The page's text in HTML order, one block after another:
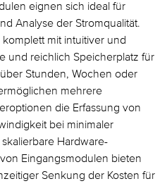
eignen sich ideal für
Analyse der Stromqualität.
mit intuitiver und
und reichlich Speicherplatz für
Stunden, Wochen oder
mehrere
die Erfassung von
bei minimaler
Hardware-
Eingangsmodulen bieten
Senkung der Kosten für